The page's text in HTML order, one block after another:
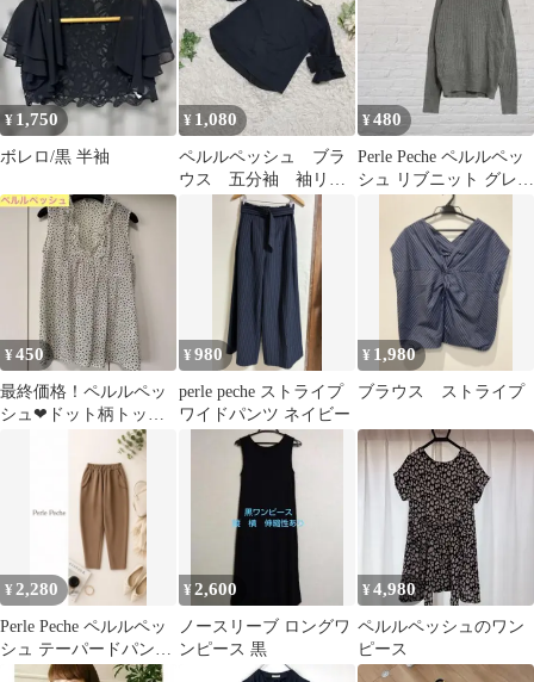
¥ 1,750
ボレロ/黒 半袖
¥ 1,080
ペルルペッシュ ブラ
ウス 五分袖 袖リボ
ン オトナカワイイ
日本製 M 黒
¥480
Perle Peche ペルルペッ
シュ リブニット グレー
きれいめ 春ニット
¥450
最終価格！ペルルペッ
シュ❤︎ドット柄トップ
¥980
perle peche ストライプ
ワイドパンツ ネイビー
¥ 1,980
ブラウス ストライプ
¥ 2,280
Perle Peche ペルルペッ
シュ テーパードパンツ
ベージュ ウエストゴム
¥2,600
ノースリーブ ロングワ
ンピース 黒
¥4,980
ペルルペッシュのワン
ピース